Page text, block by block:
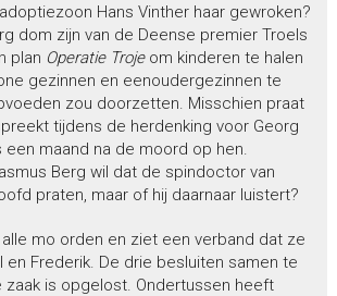
Hans Vinther haar gewroken?
dom zijn van de Deense premier Troels
plan Operatie Trojeom kinderen te halen
gezinnen en eenoudergezinnen te
zou doorzetten. Misschien praat
tijdens de herdenking voor Georg
maand na de moord op hen.
Berg wil dat de spindoctor van
praten, maar of hij daarnaar luistert?
mo orden en ziet een verband dat ze
en Frederik. De drie besluiten samen te
is opgelost. Ondertussen heeft